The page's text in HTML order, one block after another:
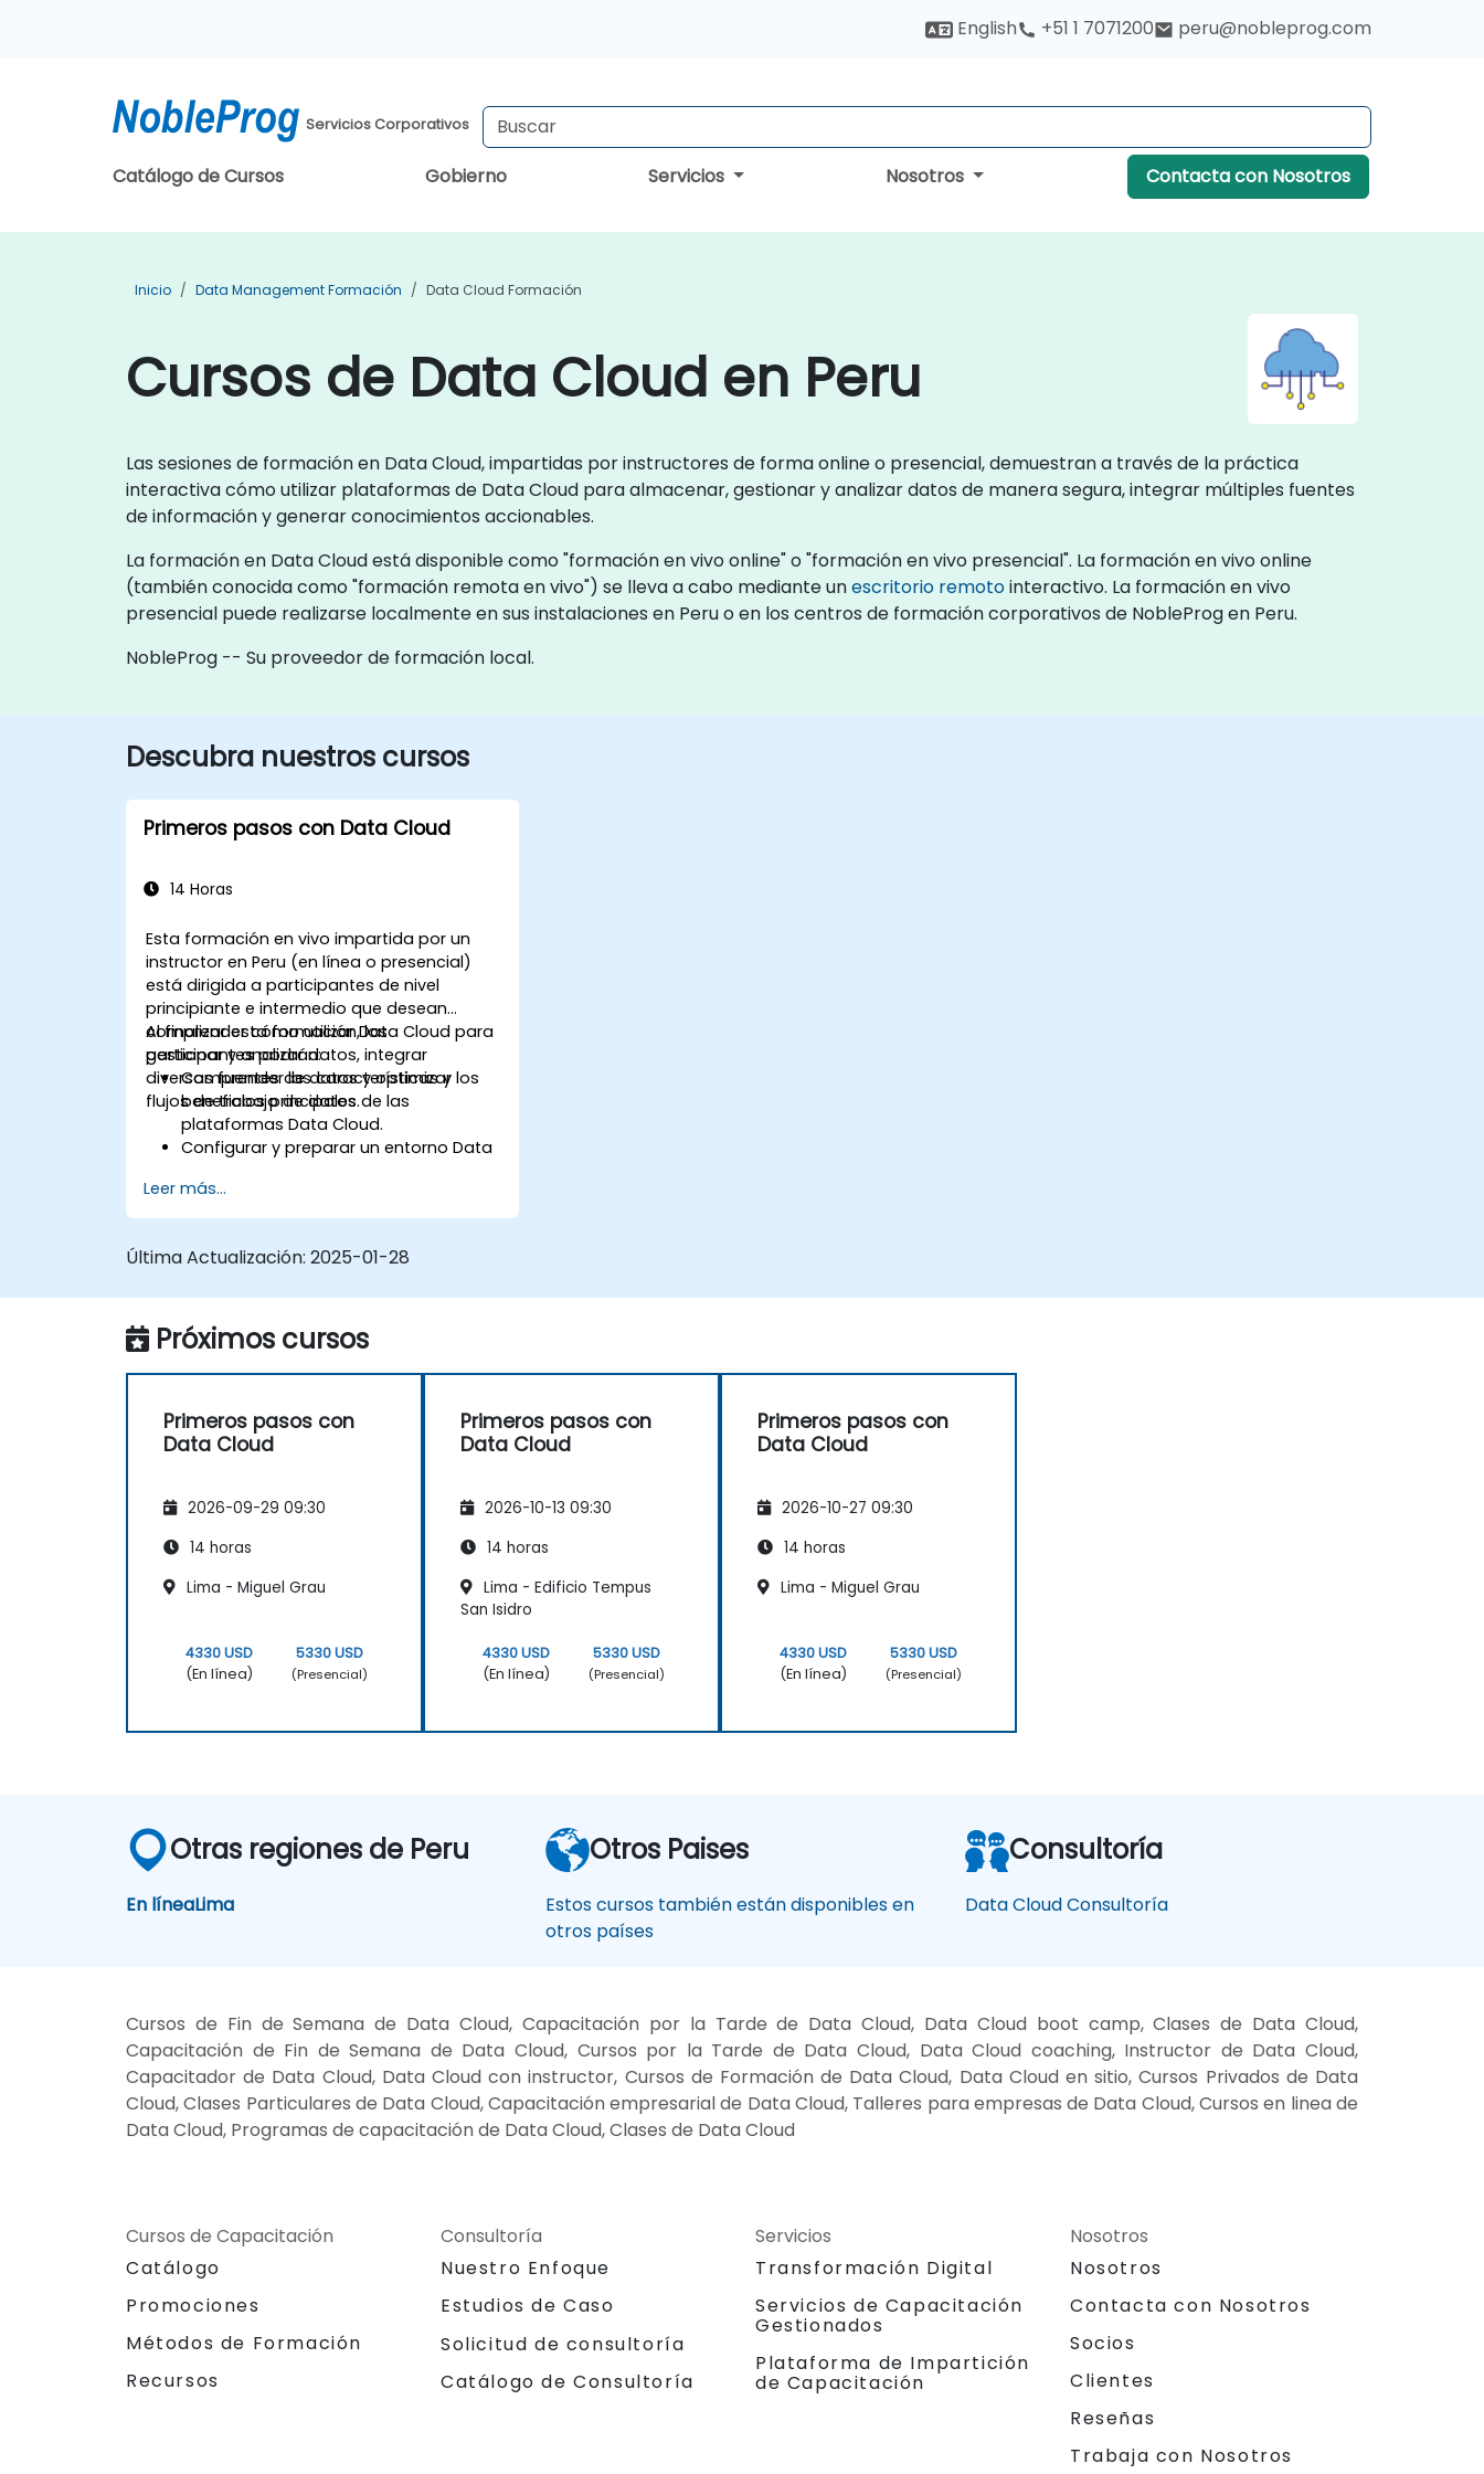
English +51 1 7071200 peru@nobleprog.com
Servicios Corporativos
Catálogo de Cursos Gobierno Servicios Nosotros Contacta con Nosotros
Inicio Data Management Formación Data Cloud Formación
Cursos de Data Cloud en Peru
Las sesiones de formación en Data Cloud, impartidas por instructores de forma online o presencial, demuestran a través de la práctica
interactiva cómo utilizar plataformas de Data Cloud para almacenar, gestionar y analizar datos de manera segura, integrar múltiples fuentes
de información y generar conocimientos accionables.
La formación en Data Cloud está disponible como "formación en vivo online" o "formación en vivo presencial". La formación en vivo online
(también conocida como "formación remota en vivo") se lleva a cabo mediante unescritorio remotointeractivo. La formación en vivo
presencial puede realizarse localmente en sus instalaciones en Peru o en los centros de formación corporativos de NobleProg en Peru.
NobleProg -- Su proveedor de formación local.
Descubra nuestros cursos
Primeros pasos con Data Cloud
14 Horas
Esta formación en vivo impartida por un
instructor en Peru (en línea o presencial)
está dirigida a participantes de nivel
principiante e intermedio que desean
comprender cómo utilizar Data Cloud para
gestionar y analizar datos, integrar
diversas fuentes de datos y optimizar los
flujos de trabajo de datos.
Al finalizar esta formación, los
participantes podrán:
Comprender las características y
beneficios principales de las
plataformas Data Cloud.
Configurar y preparar un entorno Data
Integrar múltiples fuentes de datos en
un entorno cloud unificado.
integradas y generar información útil
seguridad y cumplimiento normativo
Leer más...
Última Actualización: 2025-01-28
Próximos cursos
Primeros pasos con
Data Cloud
2026-09-29 09:30
14 horas
Lima - Miguel Grau
4330 USD
(En línea)
5330 USD
(Presencial)
Primeros pasos con
Data Cloud
2026-10-13 09:30
14 horas
Lima - Edificio Tempus
San Isidro
4330 USD
(En línea)
5330 USD
(Presencial)
Primeros pasos con
Data Cloud
2026-10-27 09:30
14 horas
Lima - Miguel Grau
4330 USD
(En línea)
5330 USD
(Presencial)
Otras regiones de Peru
En líneaLima
Otros Paises
Estos cursos también están disponibles en
otros países
Consultoría
Data Cloud Consultoría
Cursos de Fin de Semana de Data Cloud, Capacitación por la Tarde de Data Cloud, Data Cloud boot camp, Clases de Data Cloud,
Capacitación de Fin de Semana de Data Cloud, Cursos por la Tarde de Data Cloud, Data Cloud coaching, Instructor de Data Cloud,
Capacitador de Data Cloud, Data Cloud con instructor, Cursos de Formación de Data Cloud, Data Cloud en sitio, Cursos Privados de Data
Cloud, Clases Particulares de Data Cloud, Capacitación empresarial de Data Cloud, Talleres para empresas de Data Cloud, Cursos en linea de
Data Cloud, Programas de capacitación de Data Cloud, Clases de Data Cloud
Cursos de Capacitación
Catálogo
Promociones
Métodos de Formación
Recursos
Consultoría
Nuestro Enfoque
Estudios de Caso
Solicitud de consultoría
Catálogo de Consultoría
Servicios
Transformación Digital
Servicios de Capacitación
Gestionados
Plataforma de Impartición
de Capacitación
Nosotros
Nosotros
Contacta con Nosotros
Socios
Clientes
Reseñas
Trabaja con Nosotros